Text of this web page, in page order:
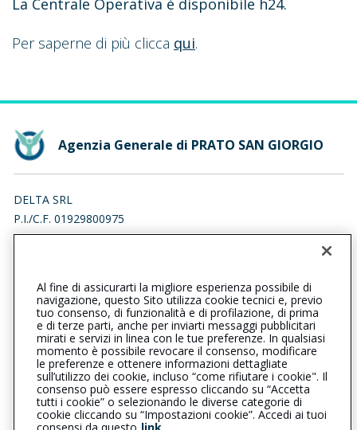
La Centrale Operativa è disponibile h24.
Per saperne di più clicca qui.
Agenzia Generale di PRATO SAN GIORGIO
DELTA SRL
P.I./C.F. 01929800975
VIA SAN GIORGIO 31, 59100 PRATO (PO)
0574483072 0574601591
pratosangiorgio@cattolica.it
delta.prato@legalmail.it
L’intermediario è soggetto al controllo dell’IVASS. Consulta il
Registro RUI al seguentelink
Al fine di assicurarti la migliore esperienza possibile di
navigazione, questo Sito utilizza cookie tecnici e, previo
tuo consenso, di funzionalità e di profilazione, di prima
e di terze parti, anche per inviarti messaggi pubblicitari
mirati e servizi in linea con le tue preferenze. In qualsiasi
momento è possibile revocare il consenso, modificare
le preferenze e ottenere informazioni dettagliate
sull’utilizzo dei cookie, incluso “come rifiutare i cookie". Il
consenso può essere espresso cliccando su “Accetta
tutti i cookie” o selezionando le diverse categorie di
cookie cliccando su “Impostazioni cookie”. Accedi ai tuoi